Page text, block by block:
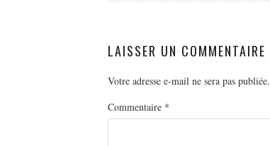
LAISSER UN COMMENTAIRE
Votre adresse e-mail ne sera pas publiée.
Commentaire *